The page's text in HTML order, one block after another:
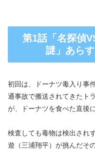
第1話「名探偵
謎」あら
初回は、ドーナツ毒入り事
通事故で搬送されてきたト
が、ドーナツを食べた直後
検査しても毒物は検出され
遊（三浦翔平）が挑んだそ